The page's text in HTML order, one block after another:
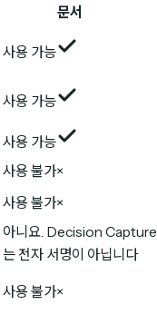
문서
사용 가능
사용 가능
사용 가능
사용 불가×
사용 불가×
아니요. Decision Capture
는 전자 서명이 아닙니다
사용 불가×